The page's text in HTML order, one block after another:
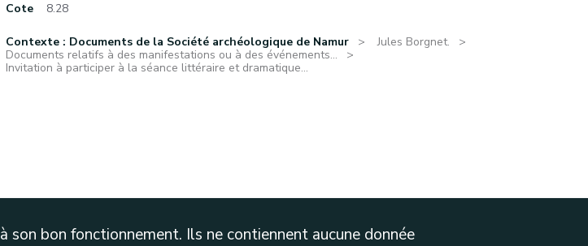
Cote 8.28
Contexte : Documents de la Société archéologique de Namur
Jules Borgnet.
Documents relatifs à des manifestations ou à des événements...
Invitation à participer à la séance littéraire et dramatique...
son bon fonctionnement. Ils ne contiennent aucune donnée